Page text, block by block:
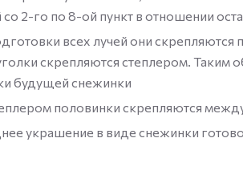
со 2-го по 8-ой пункт в отношении
всех лучей они скрепляются
скрепляются степлером. Таким
будущей снежинки
половинки скрепляются
украшение в виде снежинки